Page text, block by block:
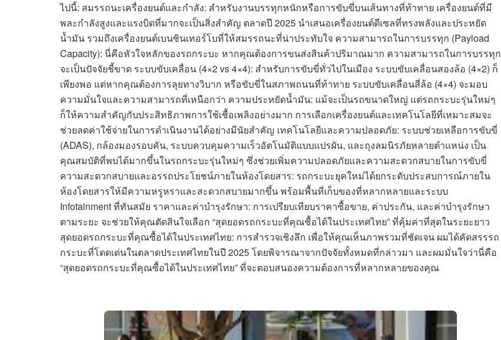
ไปนี้: สมรรถนะเครื่องยนต์และกำลัง: สำหรับงานบรรทุกหนักหรือการขับขี่บนเส้นทางที่ท้าทาย เครื่องยนต์ที่มี
พละกำลังสูงและแรงบิดที่มากจะเป็นสิ่งสำคัญ ตลาดปี 2025 นำเสนอเครื่องยนต์ดีเซลที่ทรงพลังและประหยัด
น้ำมัน รวมถึงเครื่องยนต์เบนซินเทอร์โบที่ให้สมรรถนะที่น่าประทับใจ ความสามารถในการบรรทุก (Payload
Capacity): นี่คือหัวใจหลักของรถกระบะ หากคุณต้องการขนส่งสินค้าปริมาณมาก ความสามารถในการบรรทุก
จะเป็นปัจจัยชี้ขาด ระบบขับเคลื่อน (4×2 vs 4×4): สำหรับการขับขี่ทั่วไปในเมือง ระบบขับเคลื่อนสองล้อ (4×2) ก็
เพียงพอ แต่หากคุณต้องการลุยทางวิบาก หรือขับขี่ในสภาพถนนที่ท้าทาย ระบบขับเคลื่อนสี่ล้อ (4×4) จะมอบ
ความมั่นใจและความสามารถที่เหนือกว่า ความประหยัดน้ำมัน: แม้จะเป็นรถขนาดใหญ่ แต่รถกระบะรุ่นใหม่ๆ
ก็ให้ความสำคัญกับประสิทธิภาพการใช้เชื้อเพลิงอย่างมาก การเลือกเครื่องยนต์และเทคโนโลยีที่เหมาะสมจะ
ช่วยลดค่าใช้จ่ายในการดำเนินงานได้อย่างมีนัยสำคัญ เทคโนโลยีและความปลอดภัย: ระบบช่วยเหลือการขับขี่
(ADAS), กล้องมองรอบคัน, ระบบควบคุมความเร็วอัตโนมัติแบบแปรผัน, และถุงลมนิรภัยหลายตำแหน่ง เป็น
คุณสมบัติที่พบได้มากขึ้นในรถกระบะรุ่นใหม่ๆ ซึ่งช่วยเพิ่มความปลอดภัยและความสะดวกสบายในการขับขี่
ความสะดวกสบายและอรรถประโยชน์ภายในห้องโดยสาร: รถกระบะยุคใหม่ได้ยกระดับประสบการณ์ภายใน
ห้องโดยสารให้มีความหรูหราและสะดวกสบายมากขึ้น พร้อมพื้นที่เก็บของที่หลากหลายและระบบ
Infotainment ที่ทันสมัย ราคาและค่าบำรุงรักษา: การเปรียบเทียบราคาซื้อขาย, ค่าประกัน, และค่าบำรุงรักษา
ตามระยะ จะช่วยให้คุณตัดสินใจเลือก “สุดยอดรถกระบะที่คุณซื้อได้ในประเทศไทย” ที่คุ้มค่าที่สุดในระยะยาว
สุดยอดรถกระบะที่คุณซื้อได้ในประเทศไทย: การสำรวจเชิงลึก เพื่อให้คุณเห็นภาพรวมที่ชัดเจน ผมได้คัดสรรรถ
กระบะที่โดดเด่นในตลาดประเทศไทยในปี 2025 โดยพิจารณาจากปัจจัยทั้งหมดที่กล่าวมา และผมมั่นใจว่านี่คือ
“สุดยอดรถกระบะที่คุณซื้อได้ในประเทศไทย” ที่จะตอบสนองความต้องการที่หลากหลายของคุณ